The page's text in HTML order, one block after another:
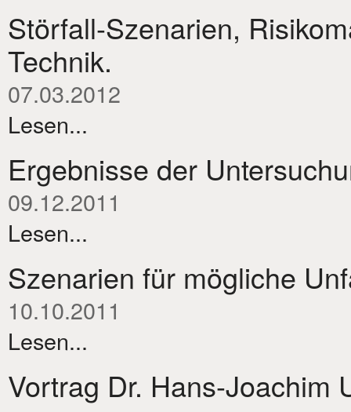
Störfall-Szenarien,
Technik.
07.03.2012
Lesen...
Ergebnisse der
09.12.2011
Lesen...
Szenarien für mögliche
10.10.2011
Lesen...
Vortrag Dr. Hans-Joachim